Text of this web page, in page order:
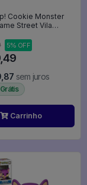
Cookie Monster
Street Vila
5% OFF
sem juros
Carrinho